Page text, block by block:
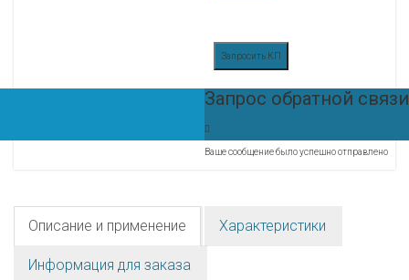
Запросить КП
Запрос обратной связи
Ваше сообщение было успешно отправлено
Описание и применение Характеристики
Информация для заказа